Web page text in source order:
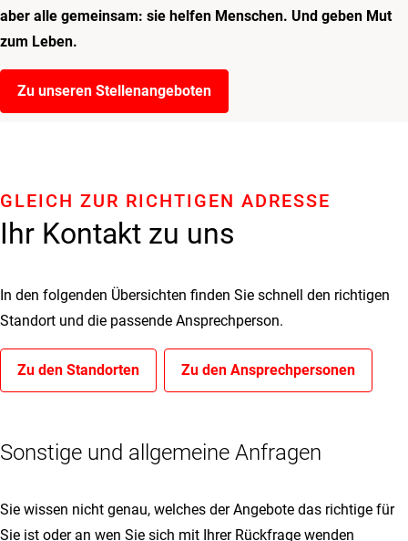
aber alle gemeinsam: sie helfen Menschen. Und geben Mut
zum Leben.
Zu unseren Stellenangeboten
Ihr Kontakt zu uns
GLEICH ZUR RICHTIGEN ADRESSE
In den folgenden Übersichten finden Sie schnell den richtigen
Standort und die passende Ansprechperson.
Zu den Standorten Zu den Ansprechpersonen
Sonstige und allgemeine Anfragen
Sie wissen nicht genau, welches der Angebote das richtige für
Sie ist oder an wen Sie sich mit Ihrer Rückfrage wenden